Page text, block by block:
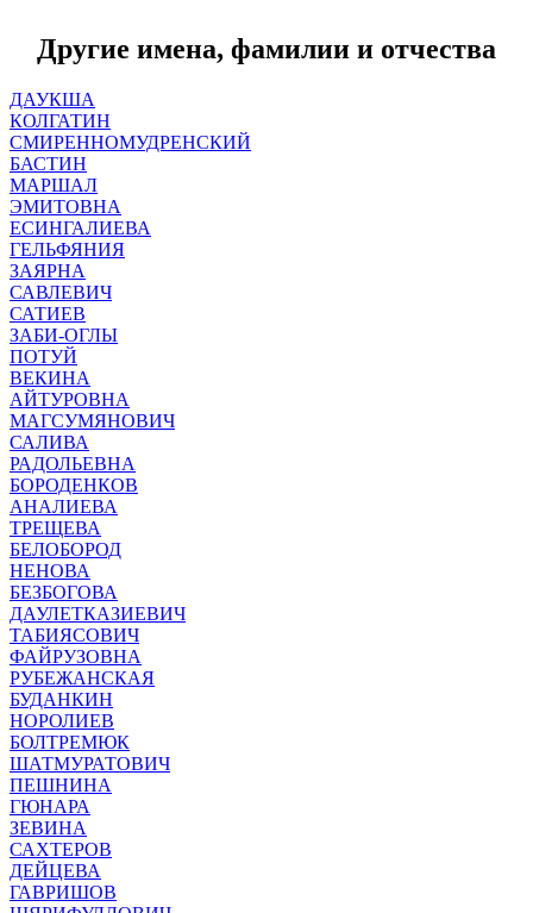
Другие имена, фамилии и отчества
ДАУКША
КОЛГАТИН
СМИРЕННОМУДРЕНСКИЙ
БАСТИН
МАРШАЛ
ЭМИТОВНА
ЕСИНГАЛИЕВА
ГЕЛЬФЯНИЯ
ЗАЯРНА
САВЛЕВИЧ
САТИЕВ
ЗАБИ-ОГЛЫ
ПОТУЙ
ВЕКИНА
АЙТУРОВНА
МАГСУМЯНОВИЧ
САЛИВА
РАДОЛЬЕВНА
БОРОДЕНКОВ
АНАЛИЕВА
ТРЕЩЕВА
БЕЛОБОРОД
НЕНОВА
БЕЗБОГОВА
ДАУЛЕТКАЗИЕВИЧ
ТАБИЯСОВИЧ
ФАЙРУЗОВНА
РУБЕЖАНСКАЯ
БУДАНКИН
НОРОЛИЕВ
БОЛТРЕМЮК
ШАТМУРАТОВИЧ
ПЕШНИНА
ГЮНАРА
ЗЕВИНА
САХТЕРОВ
ДЕЙЦЕВА
ГАВРИШОВ